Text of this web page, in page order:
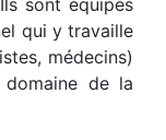
sont équipés
qui y travaille
médecins)
de la